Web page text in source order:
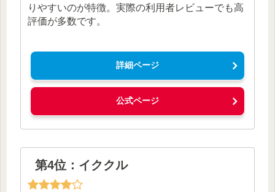
りやすいのが特徴。実際の利用者レビューでも高
評価が多数です。
詳細ページ
公式ページ
第4位：イククル